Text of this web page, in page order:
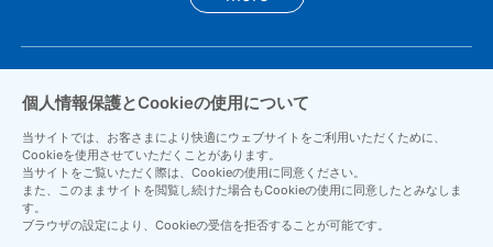
個人情報保護とCookieの使用について
当サイトでは、お客さまにより快適にウェブサイトをご利用いただくために、
Cookieを使用させていただくことがあります。
当サイトをご覧いただく際は、Cookieの使用に同意ください。
また、このままサイトを閲覧し続けた場合もCookieの使用に同意したとみなしま
す。
ブラウザの設定により、Cookieの受信を拒否することが可能です。